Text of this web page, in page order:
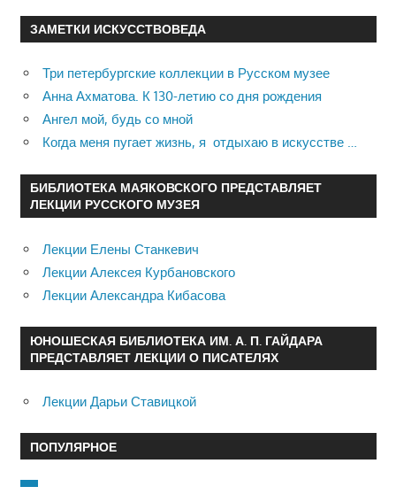
ЗАМЕТКИ ИСКУССТВОВЕДА
Три петербургские коллекции в Русском музее
Анна Ахматова. К 130-летию со дня рождения
Ангел мой, будь со мной
Когда меня пугает жизнь, я отдыхаю в искусстве …
БИБЛИОТЕКА МАЯКОВСКОГО ПРЕДСТАВЛЯЕТ
ЛЕКЦИИ РУССКОГО МУЗЕЯ
Лекции Елены Станкевич
Лекции Алексея Курбановского
Лекции Александра Кибасова
ЮНОШЕСКАЯ БИБЛИОТЕКА ИМ. А. П. ГАЙДАРА
ПРЕДСТАВЛЯЕТ ЛЕКЦИИ О ПИСАТЕЛЯХ
Лекции Дарьи Ставицкой
ПОПУЛЯРНОЕ